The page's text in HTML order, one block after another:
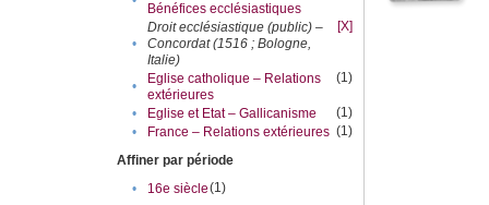
Bénéfices ecclésiastiques
•
Droit ecclésiastique (public) –
Concordat (1516 ; Bologne,
Italie)
[X]
•
Eglise catholique – Relations
extérieures
(1)
• Eglise et Etat – Gallicanisme
(1)
•
France – Relations extérieures (1)
Affiner par période
•
16e siècle(1)